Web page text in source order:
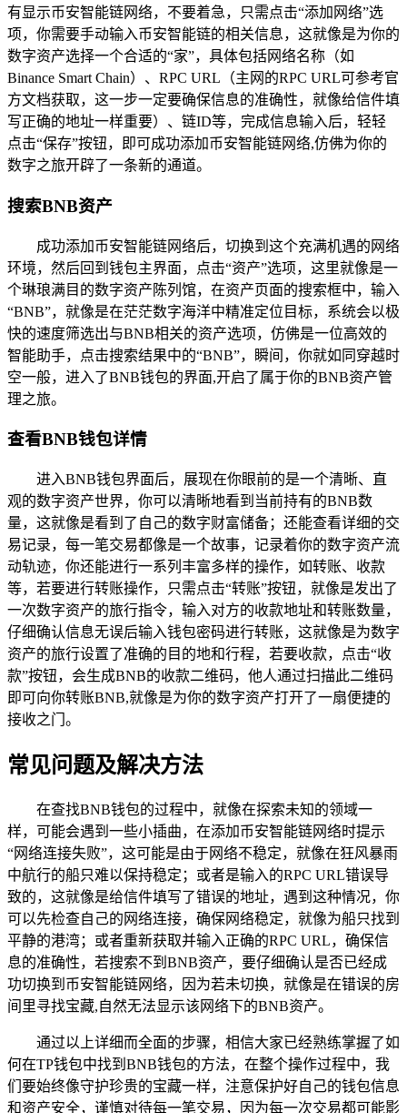
有显示币安智能链网络，不要着急，只需点击“添加网络”选
项，你需要手动输入币安智能链的相关信息，这就像是为你的
数字资产选择一个合适的“家”，具体包括网络名称（如
Binance Smart Chain）、RPC URL（主网的RPC URL可参考官
方文档获取，这一步一定要确保信息的准确性，就像给信件填
写正确的地址一样重要）、链ID等，完成信息输入后，轻轻
点击“保存”按钮，即可成功添加币安智能链网络,仿佛为你的
数字之旅开辟了一条新的通道。
搜索BNB资产
成功添加币安智能链网络后，切换到这个充满机遇的网络
环境，然后回到钱包主界面，点击“资产”选项，这里就像是一
个琳琅满目的数字资产陈列馆，在资产页面的搜索框中，输入
“BNB”，就像是在茫茫数字海洋中精准定位目标，系统会以极
快的速度筛选出与BNB相关的资产选项，仿佛是一位高效的
智能助手，点击搜索结果中的“BNB”，瞬间，你就如同穿越时
空一般，进入了BNB钱包的界面,开启了属于你的BNB资产管
理之旅。
查看BNB钱包详情
进入BNB钱包界面后，展现在你眼前的是一个清晰、直
观的数字资产世界，你可以清晰地看到当前持有的BNB数
量，这就像是看到了自己的数字财富储备；还能查看详细的交
易记录，每一笔交易都像是一个故事，记录着你的数字资产流
动轨迹，你还能进行一系列丰富多样的操作，如转账、收款
等，若要进行转账操作，只需点击“转账”按钮，就像是发出了
一次数字资产的旅行指令，输入对方的收款地址和转账数量，
仔细确认信息无误后输入钱包密码进行转账，这就像是为数字
资产的旅行设置了准确的目的地和行程，若要收款，点击“收
款”按钮，会生成BNB的收款二维码，他人通过扫描此二维码
即可向你转账BNB,就像是为你的数字资产打开了一扇便捷的
接收之门。
常见问题及解决方法
在查找BNB钱包的过程中，就像在探索未知的领域一
样，可能会遇到一些小插曲，在添加币安智能链网络时提示
“网络连接失败”，这可能是由于网络不稳定，就像在狂风暴雨
中航行的船只难以保持稳定；或者是输入的RPC URL错误导
致的，这就像是给信件填写了错误的地址，遇到这种情况，你
可以先检查自己的网络连接，确保网络稳定，就像为船只找到
平静的港湾；或者重新获取并输入正确的RPC URL，确保信
息的准确性，若搜索不到BNB资产，要仔细确认是否已经成
功切换到币安智能链网络，因为若未切换，就像是在错误的房
间里寻找宝藏,自然无法显示该网络下的BNB资产。
通过以上详细而全面的步骤，相信大家已经熟练掌握了如
何在TP钱包中找到BNB钱包的方法，在整个操作过程中，我
们要始终像守护珍贵的宝藏一样，注意保护好自己的钱包信息
和资产安全，谨慎对待每一笔交易，因为每一次交易都可能影